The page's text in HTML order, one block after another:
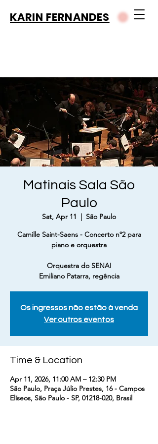
KARIN FERNANDES
Matinais Sala São
Paulo
Sat, Apr 11
  |
São Paulo
Camille Saint-Saens - Concerto nº2 para
piano e orquestra
Orquestra do SENAI
Emiliano Patarra, regência
Os ingressos não estão à venda
Ver outros eventos
Time & Location
Apr 11, 2026, 11:00 AM – 12:30 PM
São Paulo, Praça Júlio Prestes, 16 - Campos
Elíseos, São Paulo - SP, 01218-020, Brasil